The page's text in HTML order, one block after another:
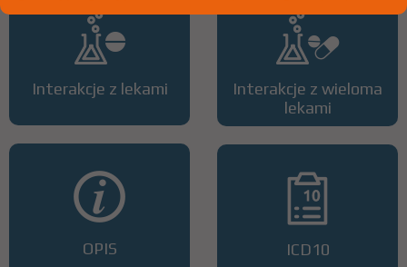
Interakcje z lekami
OPIS
Interakcje z wieloma
lekami
ICD10